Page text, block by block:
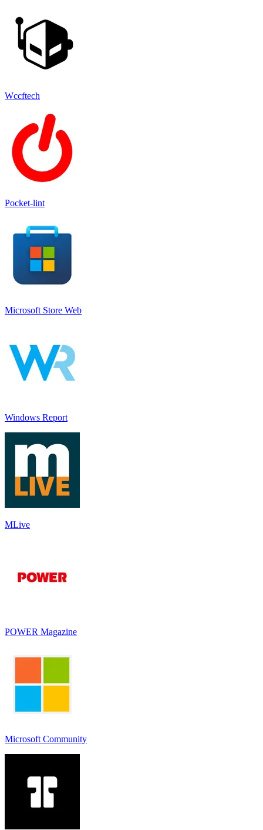
Wccftech
Pocket-lint
Microsoft Store Web
Windows Report
MLive
POWER Magazine
Microsoft Community